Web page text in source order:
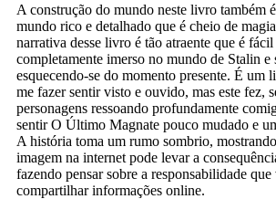
A construção do mundo neste livro também
mundo rico e detalhado que é cheio de
narrativa desse livro é tão atraente que é
completamente imerso no mundo de Stalin e
esquecendo-se do momento presente. É um
me fazer sentir visto e ouvido, mas este fez,
personagens ressoando profundamente
sentir O Último Magnate pouco mudado e
A história toma um rumo sombrio,
imagem na internet pode levar a
fazendo pensar sobre a responsabilidade
compartilhar informações online.